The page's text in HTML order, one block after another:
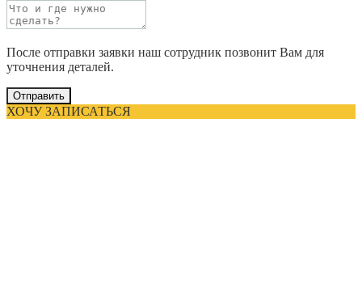
После отправки заявки наш сотрудник позвонит Вам для
уточнения деталей.
Отправить
ХОЧУ ЗАПИСАТЬСЯ